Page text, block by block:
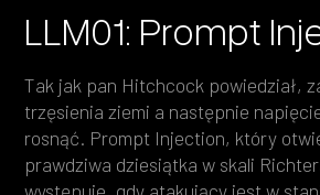
LLM01: Prompt
Tak jak pan Hitchcock powiedział,
trzęsienia ziemi a następnie
rosnąć. Prompt Injection, który
prawdziwa dziesiątka w skali